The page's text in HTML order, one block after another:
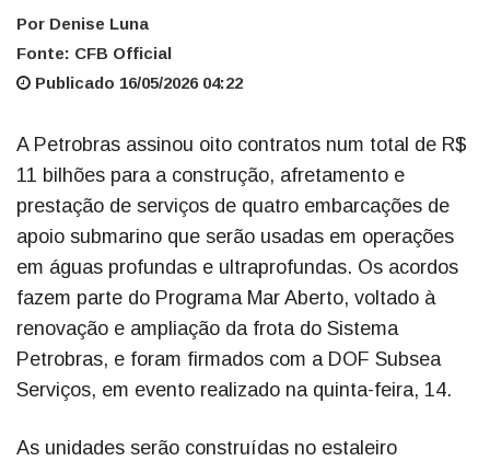
Por Denise Luna
Fonte: CFB Official
Publicado 16/05/2026 04:22
A Petrobras assinou oito contratos num total de R$
11 bilhões para a construção, afretamento e
prestação de serviços de quatro embarcações de
apoio submarino que serão usadas em operações
em águas profundas e ultraprofundas. Os acordos
fazem parte do Programa Mar Aberto, voltado à
renovação e ampliação da frota do Sistema
Petrobras, e foram firmados com a DOF Subsea
Serviços, em evento realizado na quinta-feira, 14.
As unidades serão construídas no estaleiro